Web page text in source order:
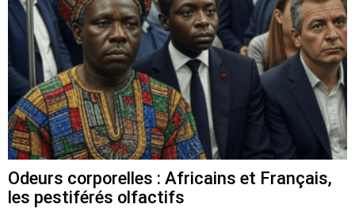
Odeurs corporelles : Africains et Français,
les pestiférés olfactifs